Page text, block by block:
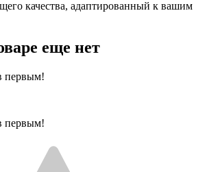
качества, адаптированный к вашим
еще нет
первым!
первым!